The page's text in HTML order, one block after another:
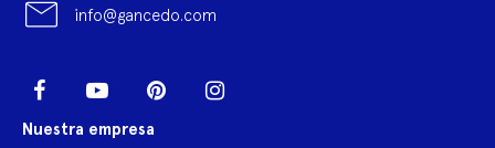
info@gancedo.com
Facebook YouTube Pinterest
Nuestra empresa